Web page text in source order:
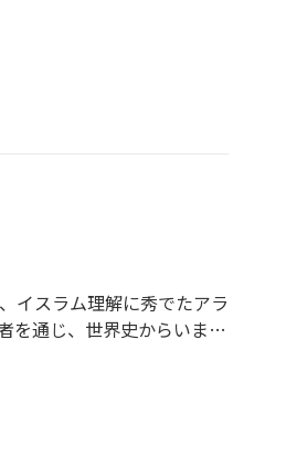
イスラム理解に秀でたアラ
を通じ、世界史からいまを